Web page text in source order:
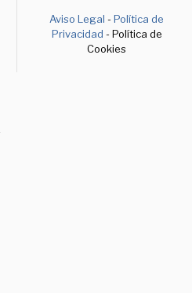
Aviso Legal -Política de
Privacidad - Política de
Cookies